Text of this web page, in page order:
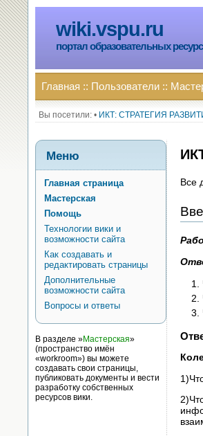
wiki.vspu.ru
портал образовательных
Главная :: Пользователи ::
Вы посетили: • ИКТ: СТРАТЕГИЯ
Все
Меню
Главная страница
Мастерская
Помощь
Технологии вики и
возможности сайта
Как создавать и
редактировать страницы
Дополнительные
возможности сайта
Вопросы и ответы
В разделе »Мастерская»
(пространство имён
«workroom») вы можете
создавать свои страницы,
публиковать документы и вести
разработку собственных
ресурсов вики.